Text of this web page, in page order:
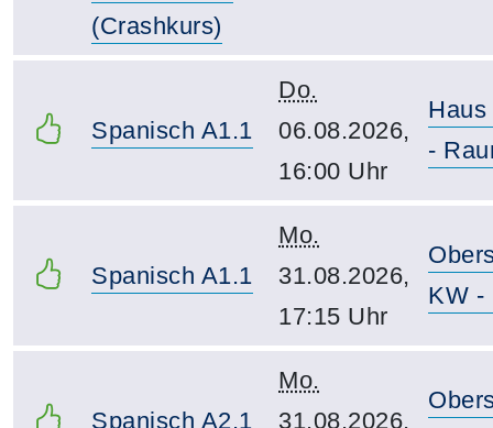
(Crashkurs)
Spanisch A1.1
Do.
06.08.2026,
16:00 Uhr
-
Spanisch A1.1
Mo.
31.08.2026,
17:15 Uhr
KW -
Spanisch A2.1
Mo.
31.08.2026,